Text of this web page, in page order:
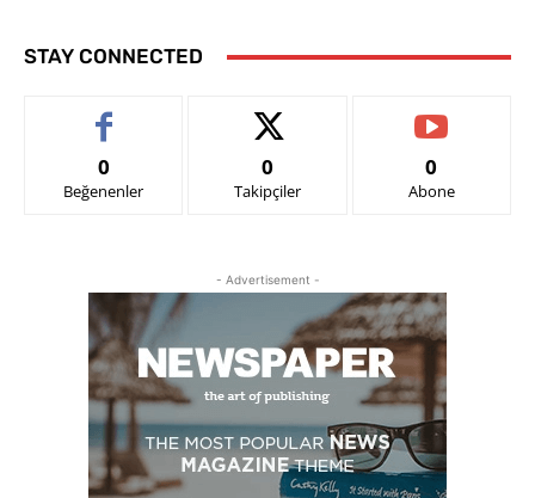
STAY CONNECTED
0
Beğenenler
0
Takipçiler
0
Abone
- Advertisement -